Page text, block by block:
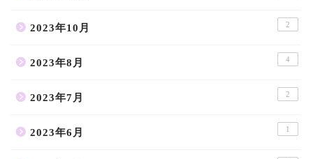
2023年10月 2
2023年8月 4
2023年7月 2
2023年6月 1